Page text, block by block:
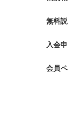
無料
入会
会員